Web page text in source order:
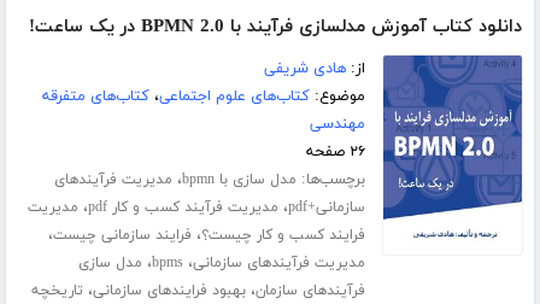
دانلود کتاب آموزش مدلسازی فرآیند با BPMN 2.0 در یک ساعت!
از:هادی شریفی
موضوع:کتاب‌های علوم اجتماعی،کتاب‌های متفرقه
مهندسی
۲۶ صفحه
برچسب‌ها: مدل سازی با bpmn ، مدیریت فرآیندهای
سازمانی+pdf
، مدیریت فرآیند کسب و کار pdf ، مدیریت
فرایند کسب و کار چیست؟، فرایند سازمانی چیست،
مدیریت فرآیندهای سازمانی،bpms، مدل سازی
فرآیندهای سازمان،بهبود فرایندهای سازمانی، تاریخچه